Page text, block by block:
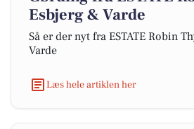
Esbjerg & Varde
Så er der nyt fra ESTATE Robin
Varde
Læs hele artiklen her